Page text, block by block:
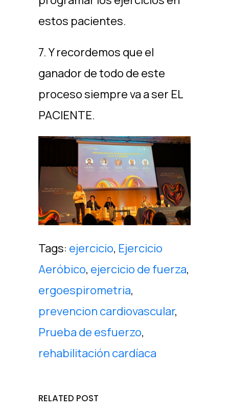
estos pacientes.
7. Y recordemos que el
ganador de todo de este
proceso siempre va a ser EL
PACIENTE.
Tags: ejercicio, Ejercicio
Aeróbico, ejercicio de fuerza,
ergoespirometria,
prevencion cardiovascular,
Prueba de esfuerzo,
rehabilitación cardíaca
RELATED POST